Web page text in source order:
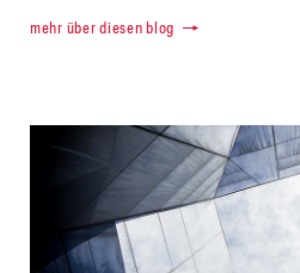
mehr über diesen blog